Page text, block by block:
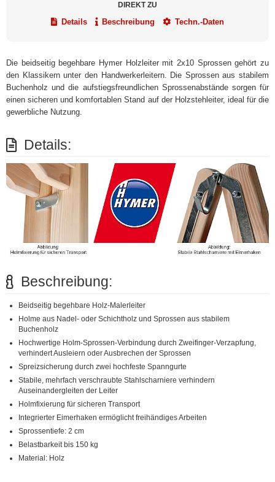
DIREKT ZU
Details Beschreibung Techn.-Daten
Die beidseitig begehbare Hymer Holzleiter mit 2x10 Sprossen gehört zu
den Klassikern unter den Handwerkerleitern. Die Sprossen aus stabilem
Buchenholz und die aufstiegsfreundlichen Sprossenabstände sorgen für
einen sicheren und komfortablen Stand auf der Holzstehleiter, ideal für die
gewerbliche Nutzung.
Details:
Beschreibung:
Beidseitig begehbare Holz-Malerleiter
Holme aus Nadel- oder Schichtholz und Sprossen aus stabilem
Buchenholz
Hochwertige Holm-Sprossen-Verbindung durch Zweifinger-Verzapfung,
verhindert Ausleiern oder Ausbrechen der Sprossen
Spreizsicherung durch zwei hochfeste Spanngurte
Stabile, mehrfach verschraubte Stahlscharniere verhindern
Auseinandergleiten der Leiter
Holmfixierung für sicheren Transport
Integrierter Eimerhaken ermöglicht freihändiges Arbeiten
Sprossentiefe: 2 cm
Belastbarkeit bis 150 kg
Material: Holz